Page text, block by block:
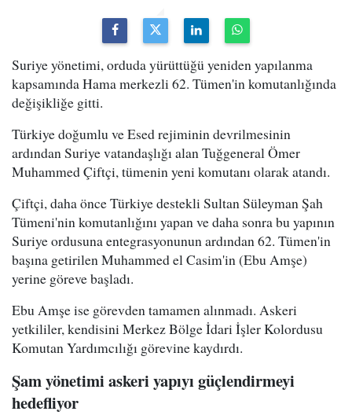
Suriye yönetimi, orduda yürüttüğü yeniden yapılanma
kapsamında Hama merkezli 62. Tümen'in komutanlığında
değişikliğe gitti.
Türkiye doğumlu ve Esed rejiminin devrilmesinin
ardından Suriye vatandaşlığı alan Tuğgeneral Ömer
Muhammed Çiftçi, tümenin yeni komutanı olarak atandı.
Çiftçi, daha önce Türkiye destekli Sultan Süleyman Şah
Tümeni'nin komutanlığını yapan ve daha sonra bu yapının
Suriye ordusuna entegrasyonunun ardından 62. Tümen'in
başına getirilen Muhammed el Casim'in (Ebu Amşe)
yerine göreve başladı.
Ebu Amşe ise görevden tamamen alınmadı. Askeri
yetkililer, kendisini Merkez Bölge İdari İşler Kolordusu
Komutan Yardımcılığı görevine kaydırdı.
Şam yönetimi askeri yapıyı güçlendirmeyi
hedefliyor